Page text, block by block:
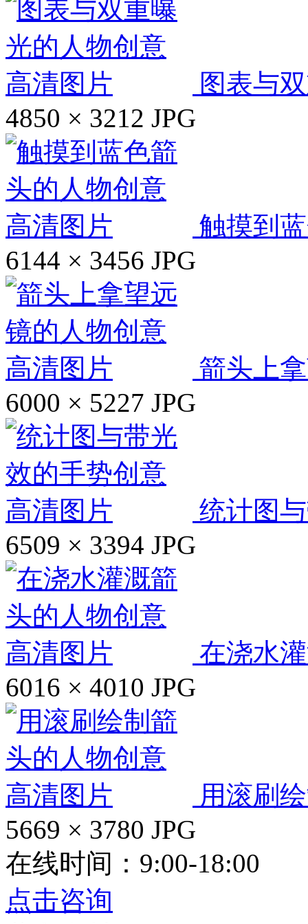
图表与
4850 × 3212 JPG
触摸到
6144 × 3456 JPG
箭头上
6000 × 5227 JPG
统计图
6509 × 3394 JPG
在浇水
6016 × 4010 JPG
用滚刷
5669 × 3780 JPG
在线时间：9:00-18:00
点击咨询